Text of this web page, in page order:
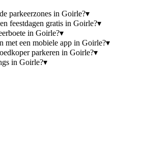
parkeerzones in Goirle?▾
feestdagen gratis in Goirle?▾
in Goirle?▾
met een mobiele app in Goirle?▾
parkeren in Goirle?▾
in Goirle?▾